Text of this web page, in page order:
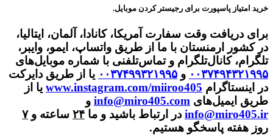
خرید امتیاز پاسپورت برای رجیستر کردن موبایل.
برای دریافت وقت سفارت آمریکا، کانادا، آلمان، ایتالیا،
در کشور ارمنستان با ما از طریق واتساپ، ایمو، وایبر،
تلگرام، کانال‌تلگرام و تماس‌تلفنی با شماره موبایل‌های
۰۰۳۷۴۹۴۳۲۱۹۹۵ و ۰۰۳۷۴۹۹۳۲۱۹۹۵ یا از طریق دایرکت
در اینستاگرام www.instagram.com/miiroo405 یا از
طریق ایمیل‌های info@miro405.com و
info@miro405.ir در ارتباط باشید و ما ۲۴ ساعته و۷
روز هفته پاسخگو هستیم.